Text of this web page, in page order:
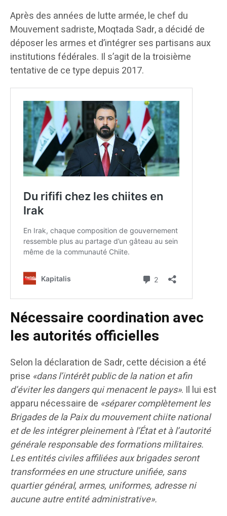
Après des années de lutte armée, le chef du
Mouvement sadriste, Moqtada Sadr, a décidé de
déposer les armes et d’intégrer ses partisans aux
institutions fédérales. Il s’agit de la troisième
tentative de ce type depuis 2017.
Nécessaire coordination avec
les autorités officielles
Selon la déclaration de Sadr, cette décision a été
prise «dans l’intérêt public de la nation et afin
d’éviter les dangers qui menacent le pays». Il lui est
apparu nécessaire de «séparer complètement les
Brigades de la Paix du mouvement chiite national
et de les intégrer pleinement à l’État et à l’autorité
générale responsable des formations militaires.
Les entités civiles affiliées aux brigades seront
transformées en une structure unifiée, sans
quartier général, armes, uniformes, adresse ni
aucune autre entité administrative».